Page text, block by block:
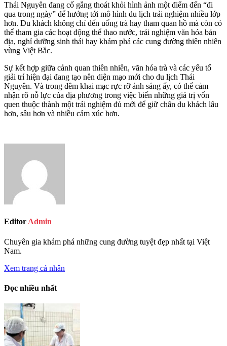
Thái Nguyên đang cố gắng thoát khỏi hình ảnh một điểm đến “đi
qua trong ngày” để hướng tới mô hình du lịch trải nghiệm nhiều lớp
hơn. Du khách không chỉ đến uống trà hay tham quan hồ mà còn có
thể tham gia các hoạt động thể thao nước, trải nghiệm văn hóa bản
địa, nghỉ dưỡng sinh thái hay khám phá các cung đường thiên nhiên
vùng Việt Bắc.
Sự kết hợp giữa cảnh quan thiên nhiên, văn hóa trà và các yếu tố
giải trí hiện đại đang tạo nên diện mạo mới cho du lịch Thái
Nguyên. Và trong đêm khai mạc rực rỡ ánh sáng ấy, có thể cảm
nhận rõ nỗ lực của địa phương trong việc biến những giá trị vốn
quen thuộc thành một trải nghiệm đủ mới để giữ chân du khách lâu
hơn, sâu hơn và nhiều cảm xúc hơn.
Editor Admin
Chuyên gia khám phá những cung đường tuyệt đẹp nhất tại Việt
Nam.
Xem trang cá nhân
Đọc nhiều nhất